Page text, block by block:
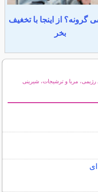
گرونه؟ از اینجا با تخغیف
بخر
مربا و ترشیجات، شیرینی
ای